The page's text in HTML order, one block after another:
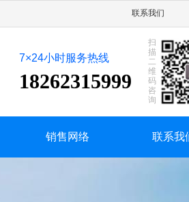
二级企业，国家中型企业，有自营进出口经营权。
联系我们
扫
描
二
维
码
咨
询
7×24小时服务热线
18262315999
销售网络 联系我